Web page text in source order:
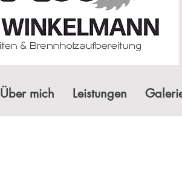
Über mich Leistungen